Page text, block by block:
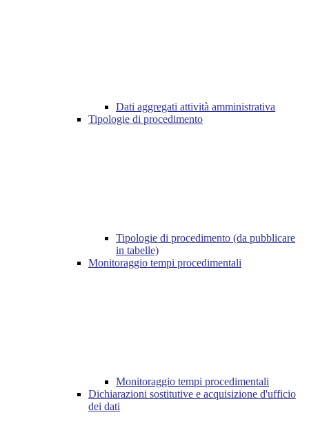
Dati aggregati attività amministrativa
Tipologie di procedimento
Tipologie di procedimento (da pubblicare
in tabelle)
Monitoraggio tempi procedimentali
Monitoraggio tempi procedimentali
Dichiarazioni sostitutive e acquisizione d'ufficio
dei dati